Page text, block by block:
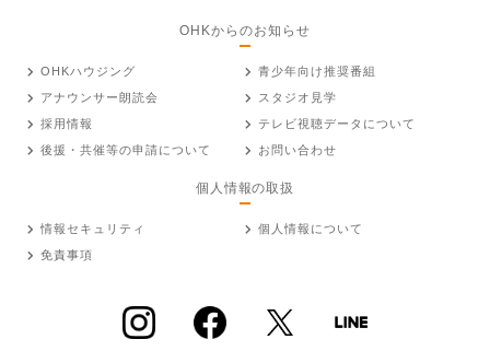
OHKからのお知らせ
OHKハウジング
青少年向け推奨番組
アナウンサー朗読会
スタジオ見学
採用情報
テレビ視聴データについて
後援・共催等の申請について
お問い合わせ
個人情報の取扱
情報セキュリティ
個人情報について
免責事項